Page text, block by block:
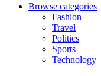
Browse categories
Fashion
Travel
Politics
Sports
Technology